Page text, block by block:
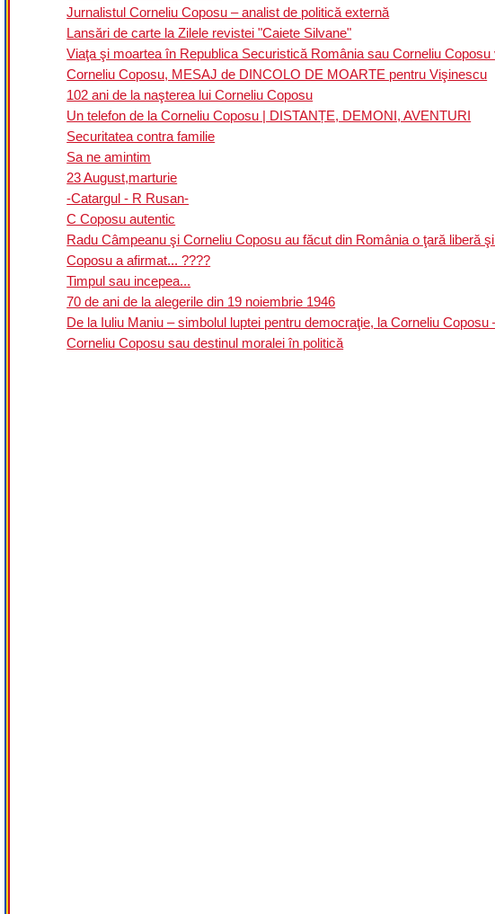
Jurnalistul Corneliu Coposu – analist de politică externă
Lansări de carte la Zilele revistei "Caiete Silvane"
Viaţa şi moartea în Republica Securistică România sau Corneliu
Corneliu Coposu, MESAJ de DINCOLO DE MOARTE pentru Vişinescu
102 ani de la naşterea lui Corneliu Coposu
Un telefon de la Corneliu Coposu | DISTANȚE, DEMONI, AVENTURI
Securitatea contra familie
Sa ne amintim
23 August,marturie
-Catargul - R Rusan-
C Coposu autentic
Radu Câmpeanu şi Corneliu Coposu au făcut din România o ţară liberă
Coposu a afirmat... ????
Timpul sau incepea...
70 de ani de la alegerile din 19 noiembrie 1946
De la Iuliu Maniu – simbolul luptei pentru democraţie, la Corneliu
Corneliu Coposu sau destinul moralei în politică